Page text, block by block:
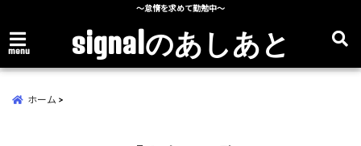
～怠惰を求めて勤勉中～
menu signalのあしあと
ホーム